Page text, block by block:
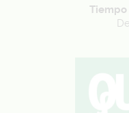
Tiempo